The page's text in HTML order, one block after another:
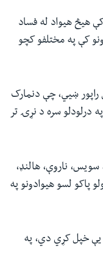
هیڅ هیواد له فساد
کې په مختلفو کچو
شفافیت د څار سازمان د ۲۰۱۹ کال راپور ښيي، چې دنمارک
فنلند د ۸۶ پواینټونو په درلودلو سره د نړۍ تر
ناروې، هالنډ،
پاکو لسو هیوادونو په
چې ۶۹ پواینټونه یې خپل کړي دي، په